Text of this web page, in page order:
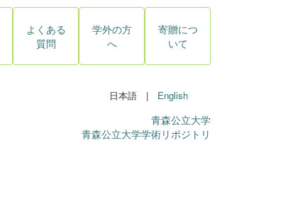
よくある
質問
学外の方
へ
寄贈につ
いて
日本語 | English
青森公立大学
青森公立大学学術リポジトリ